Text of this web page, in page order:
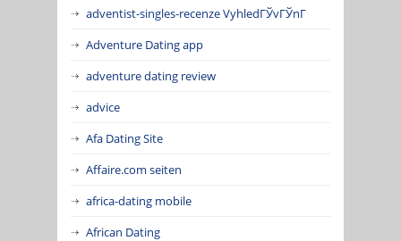
adventist-singles-recenze VyhledГЎvГЎnГ­
Adventure Dating app
adventure dating review
advice
Afa Dating Site
Affaire.com seiten
africa-dating mobile
African Dating